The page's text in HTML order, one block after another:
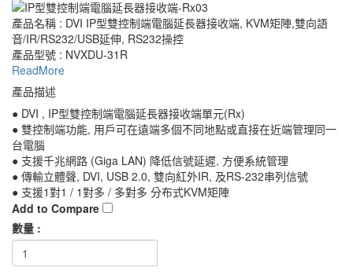
產品名稱 : DVI IP型雙控制端電腦延長器接收端, KVM矩陣,雙向語
音/IR/RS232/USB延伸, RS232操控
產品型號 : NVXDU-31R
ReadMore
產品描述
● DVI , IP型雙控制端電腦延長器接收端單元(Rx)
● 雙控制端功能, 用戶可在遠端多個不同地點或直接在近端管理同一
台電腦
● 支援千兆網路 (Giga LAN) 降低信號延遲, 方便系統管理
● 傳輸立體聲, DVI, USB 2.0, 雙向紅外IR, 及RS-232串列信號
● 支援1對1 / 1對多 / 多對多 分布式KVM矩陣
Add to Compare
數量 :